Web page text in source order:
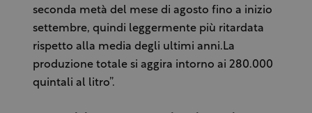
seconda metà del mese di agosto fino a inizio
settembre, quindi leggermente più ritardata
rispetto alla media degli ultimi anni.La
produzione totale si aggira intorno ai 280.000
quintali al litro”.